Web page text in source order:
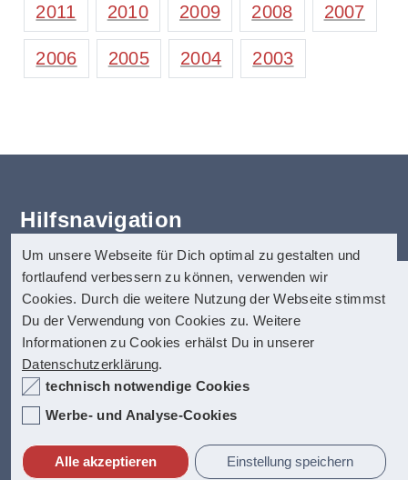
2011 2010 2009 2008 2007
2006 2005 2004 2003
Hilfsnavigation
Erklärung zur Barrierefreiheit
Startseite
Kontakt
Impressum
Datenschutz
Hilfe
Inhalt
Fact-Box
anatom5 ist seit vielen Jahren auf digitale
Barrierefreiheit spezialisiert. Dazu zählen
unter anderem auch barrierefreie PDF-
Dokumente, die allerhöchste Anfoderungen
anatom5 perception marketing
GmbH
Münsterstraße 121
40476 Düsseldorf
Internet:https://www.anatom5.de
Um unsere Webseite für Dich optimal zu gestalten und
fortlaufend verbessern zu können, verwenden wir
Cookies. Durch die weitere Nutzung der Webseite stimmst
Du der Verwendung von Cookies zu. Weitere
Informationen zu Cookies erhälst Du in unserer
Datenschutzerklärung.
technisch notwendige Cookies
Werbe- und Analyse-Cookies
Alle akzeptieren Einstellung speichern